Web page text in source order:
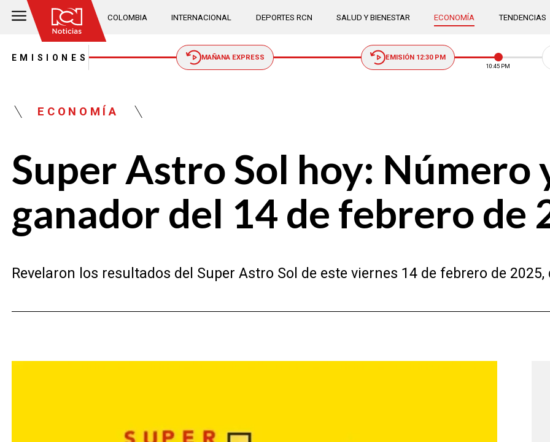
COLOMBIA INTERNACIONAL DEPORTES RCN SALUD Y BIENESTAR ECONOMÍA TENDENCIAS
EMISIONES MAÑANA EXPRESS EMISIÓN 12:30 PM
10:45 PM
ECONOMÍA
Super Astro Sol hoy: Número
ganador del 14 de febrero de
Revelaron los resultados del Super Astro Sol de este viernes 14 de febrero de